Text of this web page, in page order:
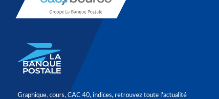
Graphique, cours, CAC 40, indices, retrouvez toute l'actualité